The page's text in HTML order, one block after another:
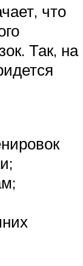
что
Так, на